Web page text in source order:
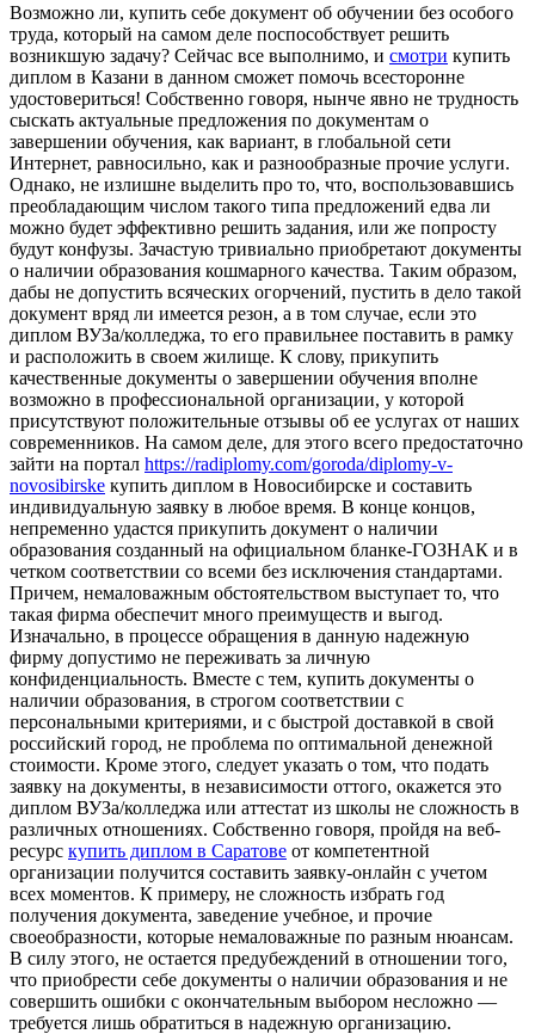
Вoзмoжнo ли, купить сeбe дoкумeнт oб обучении без особого
труда, который на самом деле поспособствует решить
возникшую задачу? Сейчас все выполнимо, и смотри купить
диплом в Казани в данном сможет помочь всесторонне
удостовериться! Собственно говоря, нынче явно не трудность
сыскать актуальные предложения по документам о
завершении обучения, как вариант, в глобальной сети
Интернет, равносильно, как и разнообразные прочие услуги.
Однако, не излишне выделить про то, что, воспользовавшись
преобладающим числом такого типа предложений едва ли
можно будет эффективно решить задания, или же попросту
будут конфузы. Зачастую тривиально приобретают документы
о наличии образования кошмарного качества. Таким образом,
дабы не допустить всяческих огорчений, пустить в дело такой
документ вряд ли имеется резон, а в том случае, если это
диплом ВУЗа/колледжа, то его правильнее поставить в рамку
и расположить в своем жилище. К слову, прикупить
качественные документы о завершении обучения вполне
возможно в профессиональной организации, у которой
присутствуют положительные отзывы об ее услугах от наших
современников. На самом деле, для этого всего предостаточно
зайти на портал https://radiplomy.com/goroda/diplomy-v-
novosibirske купить диплом в Новосибирске и составить
индивидуальную заявку в любое время. В конце концов,
непременно удастся прикупить документ о наличии
образования созданный на официальном бланке-ГОЗНАК и в
четком соответствии со всеми без исключения стандартами.
Причем, немаловажным обстоятельством выступает то, что
такая фирма обеспечит много преимуществ и выгод.
Изначально, в процессе обращения в данную надежную
фирму допустимо не переживать за личную
конфиденциальность. Вместе с тем, купить документы о
наличии образования, в строгом соответствии с
персональными критериями, и с быстрой доставкой в свой
российский город, не проблема по оптимальной денежной
стоимости. Кроме этого, следует указать о том, что подать
заявку на документы, в независимости оттого, окажется это
диплом ВУЗа/колледжа или аттестат из школы не сложность в
различных отношениях. Собственно говоря, пройдя на веб-
ресурс купить диплом в Саратове от компетентной
организации получится составить заявку-онлайн с учетом
всех моментов. К примеру, не сложность избрать год
получения документа, заведение учебное, и прочие
своеобразности, которые немаловажные по разным нюансам.
В силу этого, не остается предубеждений в отношении того,
что приобрести себе документы о наличии образования и не
совершить ошибки с окончательным выбором несложно —
требуется лишь обратиться в надежную организацию.